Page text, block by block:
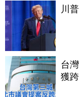
川
台
獲